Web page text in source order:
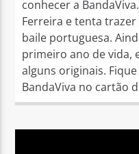
conhecer a
Ferreira e tenta
baile portuguesa.
primeiro ano de vida,
alguns originais.
BandaViva no cartão